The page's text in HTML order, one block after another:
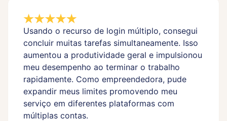
Usando o recurso de login múltiplo, consegui
concluir muitas tarefas simultaneamente. Isso
aumentou a produtividade geral e impulsionou
meu desempenho ao terminar o trabalho
rapidamente. Como empreendedora, pude
expandir meus limites promovendo meu
serviço em diferentes plataformas com
múltiplas contas.